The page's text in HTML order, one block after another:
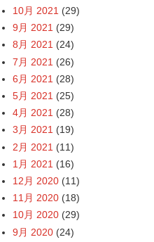
10月 2021 (29)
9月 2021 (29)
8月 2021 (24)
7月 2021 (26)
6月 2021 (28)
5月 2021 (25)
4月 2021 (28)
3月 2021 (19)
2月 2021 (11)
1月 2021 (16)
12月 2020 (11)
11月 2020 (18)
10月 2020 (29)
9月 2020 (24)